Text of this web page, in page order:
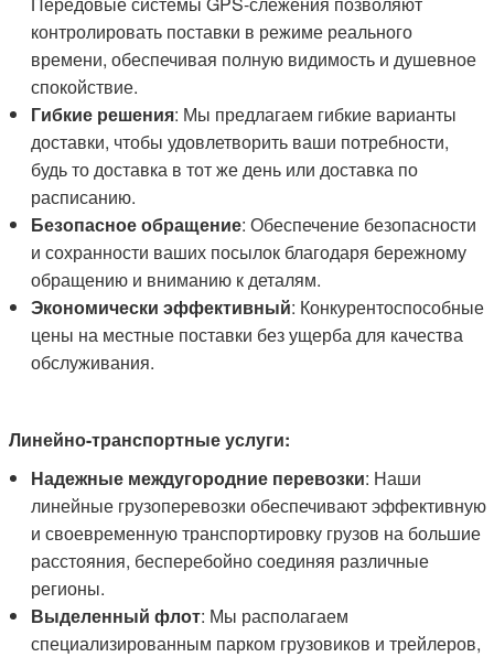
контролировать поставки в режиме реального
времени, обеспечивая полную видимость и душевное
спокойствие.
Гибкие решения: Мы предлагаем гибкие варианты
доставки, чтобы удовлетворить ваши потребности,
будь то доставка в тот же день или доставка по
расписанию.
Безопасное обращение: Обеспечение безопасности
и сохранности ваших посылок благодаря бережному
обращению и вниманию к деталям.
Экономически эффективный: Конкурентоспособные
цены на местные поставки без ущерба для качества
обслуживания.
Линейно-транспортные услуги:
Надежные междугородние перевозки: Наши
линейные грузоперевозки обеспечивают эффективную
и своевременную транспортировку грузов на большие
расстояния, бесперебойно соединяя различные
регионы.
Выделенный флот: Мы располагаем
специализированным парком грузовиков и трейлеров,